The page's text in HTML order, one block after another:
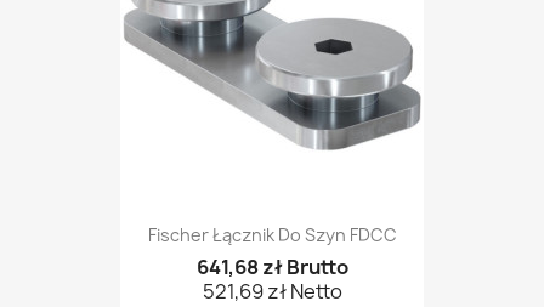
Fischer Łącznik Do Szyn FDCC
641,68 zł Brutto
521,69 zł Netto